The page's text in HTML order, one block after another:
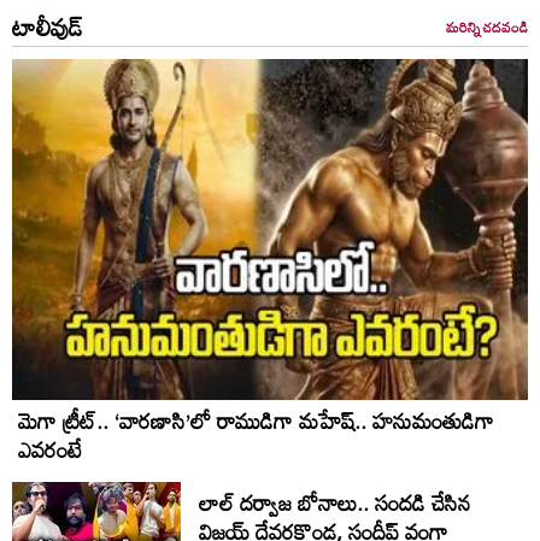
టాలీవుడ్ మరిన్ని చదవండి
మెగా ట్రీట్.. ‘వారణాసి’లో రాముడిగా మహేష్.. హనుమంతుడిగా
ఎవరంటే
లాల్ ద‌ర్వాజ‌ బోనాలు.. సంద‌డి చేసిన
విజ‌య్ దేవ‌ర‌కొండ‌, సందీప్ వంగా